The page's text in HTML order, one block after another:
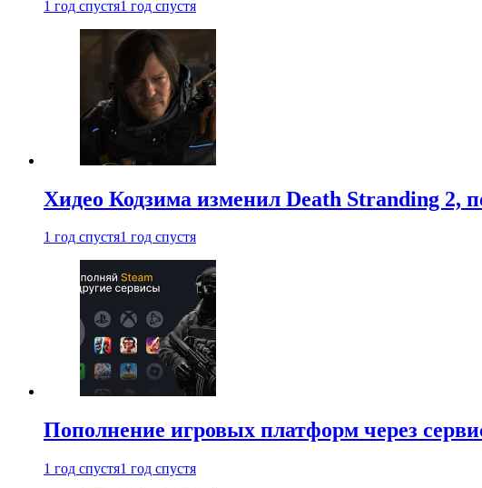
1 год спустя1 год спустя
Хидео Кодзима изменил Death Stranding 2,
1 год спустя1 год спустя
Пополнение игровых платформ через
1 год спустя1 год спустя